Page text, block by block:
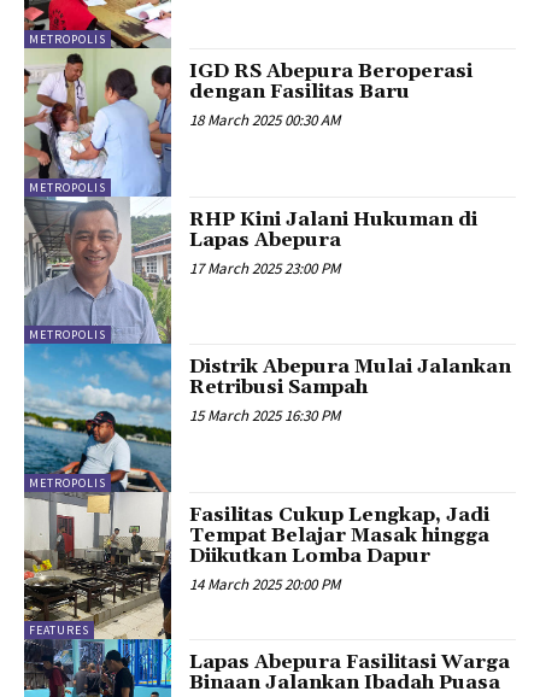
METROPOLIS
METROPOLIS
IGD RS Abepura Beroperasi
dengan Fasilitas Baru
18 March 2025 00:30 AM
METROPOLIS
RHP Kini Jalani Hukuman di
Lapas Abepura
17 March 2025 23:00 PM
METROPOLIS
Distrik Abepura Mulai Jalankan
Retribusi Sampah
15 March 2025 16:30 PM
FEATURES
Fasilitas Cukup Lengkap, Jadi
Tempat Belajar Masak hingga
Diikutkan Lomba Dapur
14 March 2025 20:00 PM
Lapas Abepura Fasilitasi Warga
Binaan Jalankan Ibadah Puasa